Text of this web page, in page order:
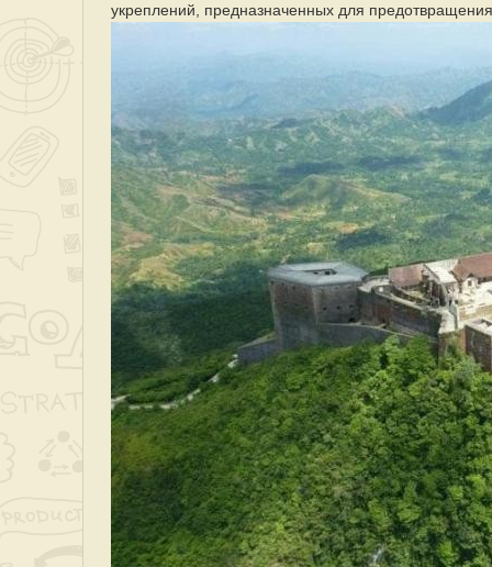
укреплений, предназначенных для